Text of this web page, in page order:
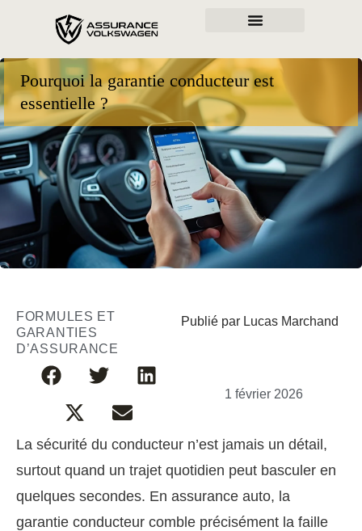
Pourquoi la garantie conducteur est
essentielle ?
FORMULES ET
GARANTIES
D’ASSURANCE
Publié par Lucas Marchand
1 février 2026
La sécurité du conducteur n’est jamais un détail,
surtout quand un trajet quotidien peut basculer en
quelques secondes. En assurance auto, la
garantie conducteur comble précisément la faille